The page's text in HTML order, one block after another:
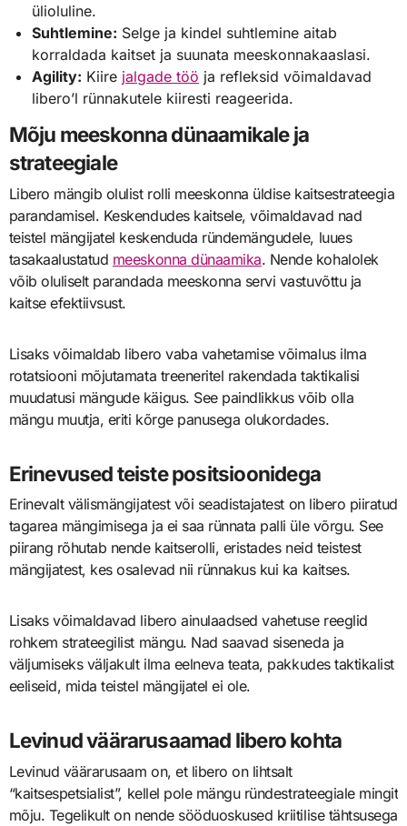
ülioluline.
Suhtlemine: Selge ja kindel suhtlemine aitab
korraldada kaitset ja suunata meeskonnakaaslasi.
Agility: Kiire jalgade töö ja refleksid võimaldavad
libero’l rünnakutele kiiresti reageerida.
Mõju meeskonna dünaamikale ja
strateegiale
Libero mängib olulist rolli meeskonna üldise kaitsestrateegia
parandamisel. Keskendudes kaitsele, võimaldavad nad
teistel mängijatel keskenduda ründemängudele, luues
tasakaalustatud meeskonna dünaamika. Nende kohalolek
võib oluliselt parandada meeskonna servi vastuvõttu ja
kaitse efektiivsust.
Lisaks võimaldab libero vaba vahetamise võimalus ilma
rotatsiooni mõjutamata treeneritel rakendada taktikalisi
muudatusi mängude käigus. See paindlikkus võib olla
mängu muutja, eriti kõrge panusega olukordades.
Erinevused teiste positsioonidega
Erinevalt välismängijatest või seadistajatest on libero piiratud
tagarea mängimisega ja ei saa rünnata palli üle võrgu. See
piirang rõhutab nende kaitserolli, eristades neid teistest
mängijatest, kes osalevad nii rünnakus kui ka kaitses.
Lisaks võimaldavad libero ainulaadsed vahetuse reeglid
rohkem strateegilist mängu. Nad saavad siseneda ja
väljumiseks väljakult ilma eelneva teata, pakkudes taktikalist
eeliseid, mida teistel mängijatel ei ole.
Levinud väärarusaamad libero kohta
Levinud väärarusaam on, et libero on lihtsalt
“kaitsespetsialist”, kellel pole mängu ründestrateegiale mingit
mõju. Tegelikult on nende sööduoskused kriitilise tähtsusega